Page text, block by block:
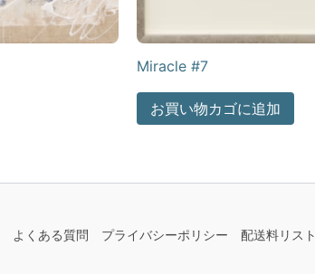
Miracle #7
お買い物カゴに追加
よくある質問 プライバシーポリシー 配送料リスト